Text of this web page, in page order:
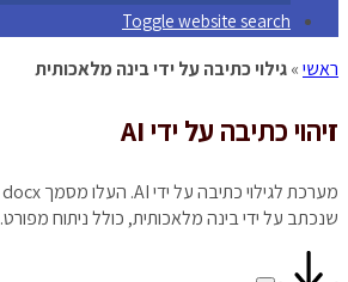
Toggle website search
ראשי»גילוי כתיבה על ידי בינה מלאכותית
זיהוי כתיבה על ידי AI
שנכתב על ידי בינה מלאכותית, כולל ניתוח מפורט.